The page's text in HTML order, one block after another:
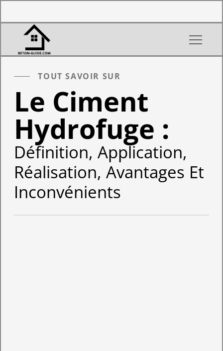
TOUT SAVOIR SUR
Le Ciment
Hydrofuge :
Définition, Application,
Réalisation, Avantages Et
Inconvénients